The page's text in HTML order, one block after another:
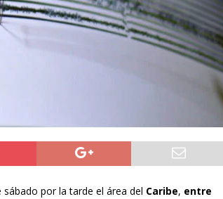
por influenza aviar tras nuevo hallazgo de ave
por la tarde el área del Caribe, entre